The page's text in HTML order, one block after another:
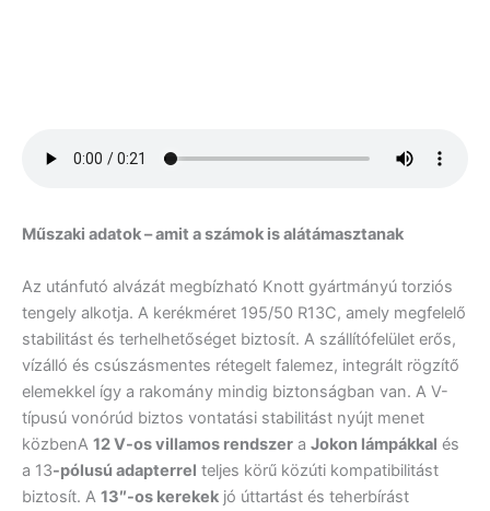
Műszaki adatok – amit a számok is alátámasztanak
Az utánfutó alvázát megbízható Knott gyártmányú torziós
tengely alkotja. A kerékméret 195/50 R13C, amely megfelelő
stabilitást és terhelhetőséget biztosít. A szállítófelület erős,
vízálló és csúszásmentes rétegelt falemez, integrált rögzítő
elemekkel így a rakomány mindig biztonságban van. A V-
típusú vonórúd biztos vontatási stabilitást nyújt menet
közbenA 12 V-os villamos rendszer a Jokon lámpákkal és
a 13-pólusú adapterrel teljes körű közúti kompatibilitást
biztosít. A 13″-os kerekek jó úttartást és teherbírást